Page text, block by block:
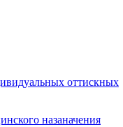
оттискных
назаначения